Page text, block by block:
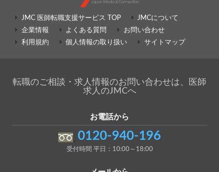
JMC 医師転職支援サービス TOP
JMCについて
企業情報
よくある質問
お問い合わせ
利用規約
個人情報の取り扱い サイトマップ
転職のご相談・求人情報のお問い合わせは、医師
求人のJMCへ
お電話から
0120-940-196
受付時間 平日：10:00～18:00